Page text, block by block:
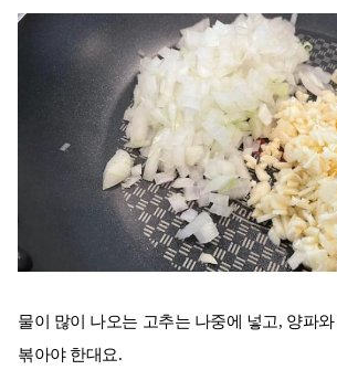
물이 많이 나오는 고추는 나중에 넣고, 양파
볶아야 한대요.